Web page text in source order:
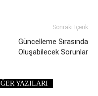
Sonraki İçerik
Güncelleme Sırasında
Oluşabilecek Sorunlar
YAZILARI